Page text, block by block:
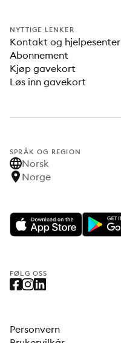
NYTTIGE LENKER
Kontakt og hjelpesenter
Abonnement
Kjøp gavekort
Løs inn gavekort
SPRÅK OG REGION
Norsk
Norge
FØLG OSS
Personvern